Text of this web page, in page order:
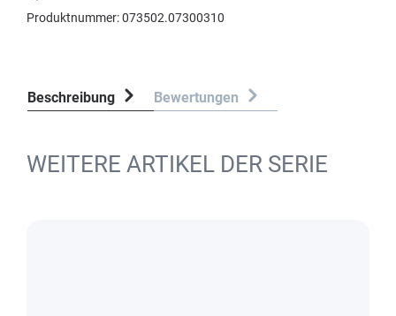
Produktnummer:073502.07300310
Beschreibung Bewertungen
WEITERE ARTIKEL DER SERIE